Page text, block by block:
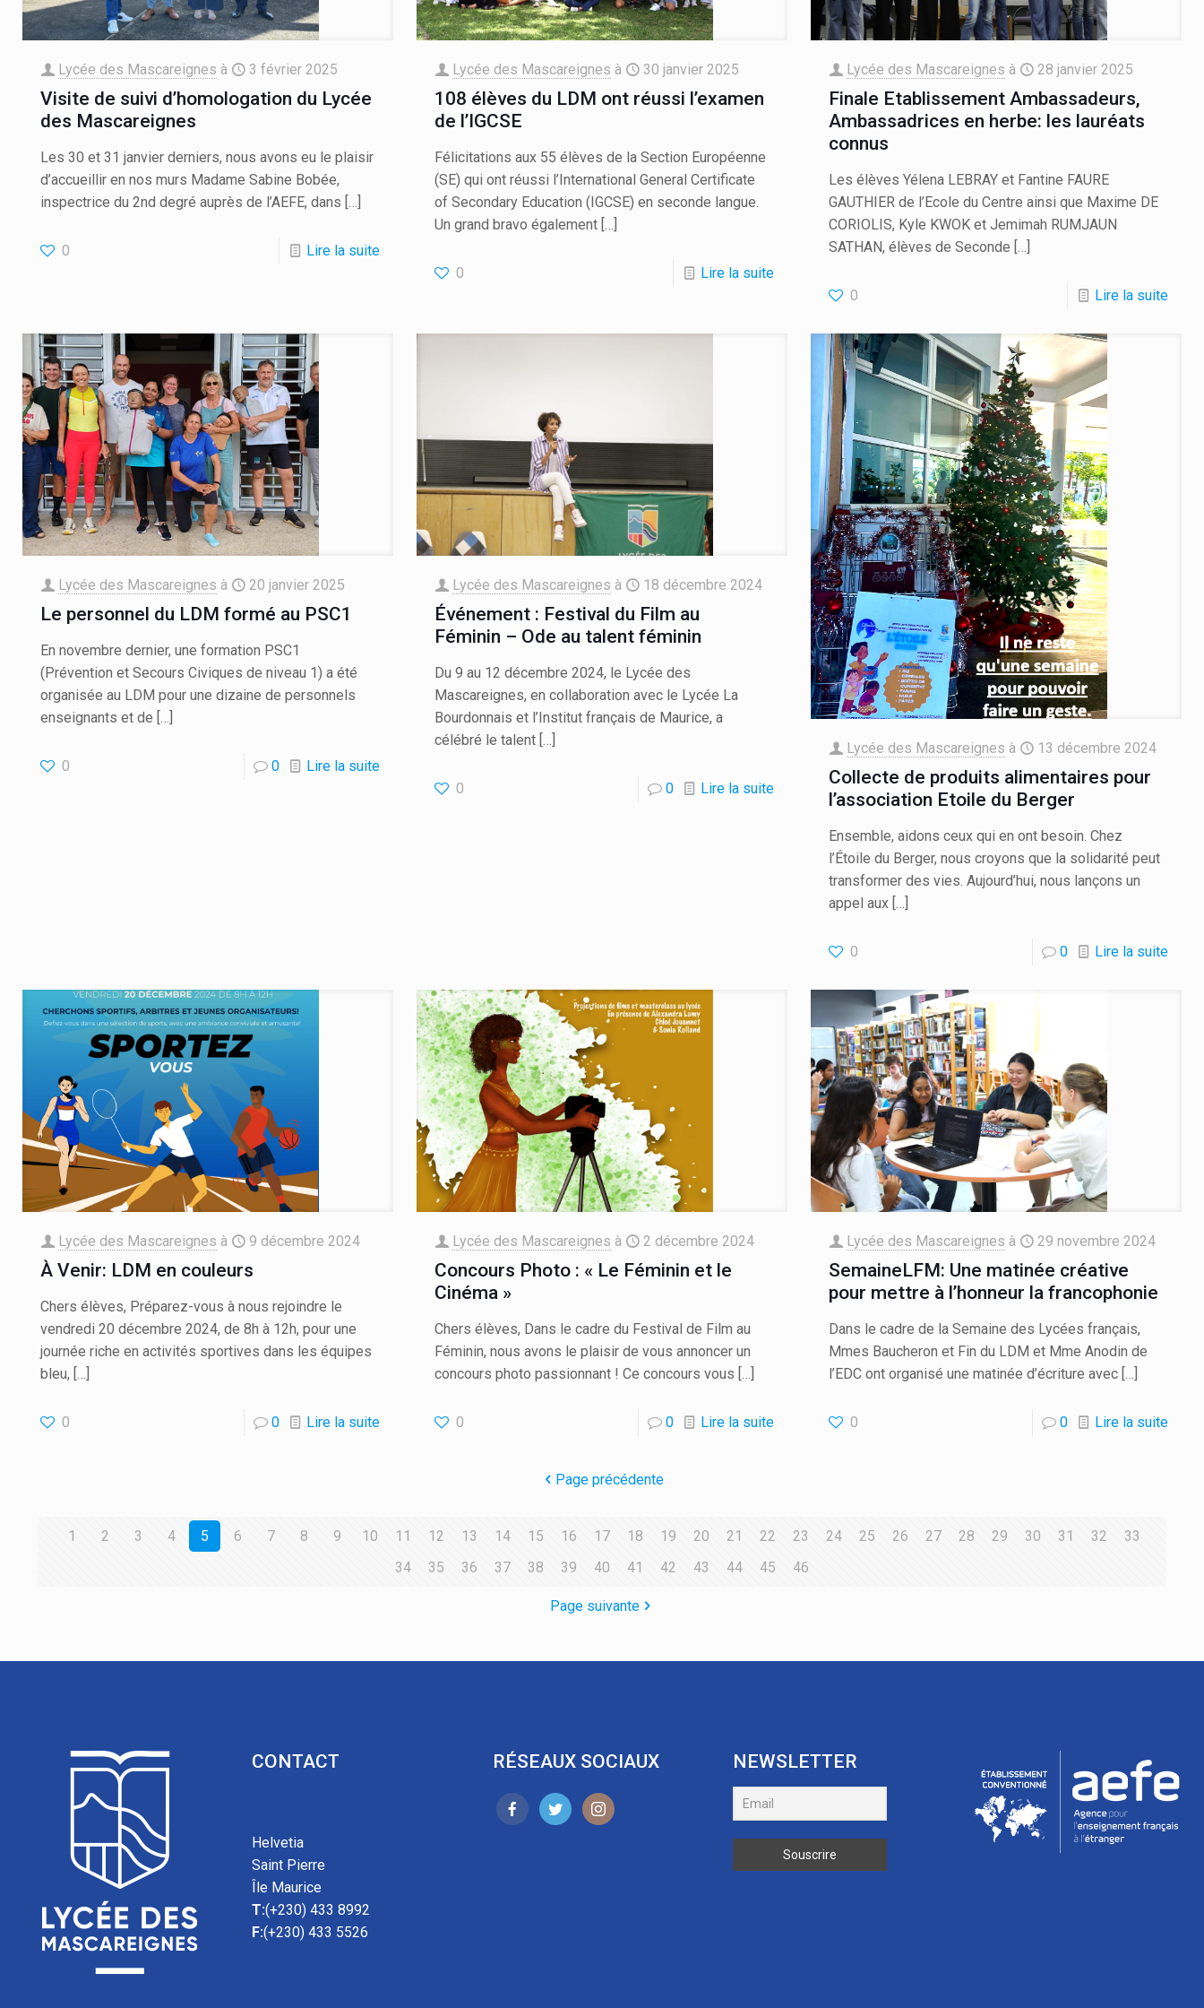
Lycée des Mascareignes à 3 février 2025
Visite de suivi d’homologation du Lycée
des Mascareignes
Les 30 et 31 janvier derniers, nous avons eu le plaisir
d’accueillir en nos murs Madame Sabine Bobée,
inspectrice du 2nd degré auprès de l’AEFE, dans […]
0 Lire la suite
Lycée des Mascareignes à 30 janvier 2025
108 élèves du LDM ont réussi l’examen
de l’IGCSE
Félicitations aux 55 élèves de la Section Européenne
(SE) qui ont réussi l’International General Certificate
of Secondary Education (IGCSE) en seconde langue.
Un grand bravo également […]
0 Lire la suite
Lycée des Mascareignes à 28 janvier 2025
Finale Etablissement Ambassadeurs,
Ambassadrices en herbe: les lauréats
connus
Les élèves Yélena LEBRAY et Fantine FAURE
GAUTHIER de l’Ecole du Centre ainsi que Maxime DE
CORIOLIS, Kyle KWOK et Jemimah RUMJAUN
SATHAN, élèves de Seconde […]
0 Lire la suite
Lycée des Mascareignes à 20 janvier 2025
Le personnel du LDM formé au PSC1
En novembre dernier, une formation PSC1
(Prévention et Secours Civiques de niveau 1) a été
organisée au LDM pour une dizaine de personnels
enseignants et de […]
0 0 Lire la suite
Lycée des Mascareignes à 18 décembre 2024
Événement : Festival du Film au
Féminin – Ode au talent féminin
Du 9 au 12 décembre 2024, le Lycée des
Mascareignes, en collaboration avec le Lycée La
Bourdonnais et l’Institut français de Maurice, a
célébré le talent […]
0 0 Lire la suite
Lycée des Mascareignes à 13 décembre 2024
Collecte de produits alimentaires pour
l’association Etoile du Berger
Ensemble, aidons ceux qui en ont besoin. Chez
l’Étoile du Berger, nous croyons que la solidarité peut
transformer des vies. Aujourd’hui, nous lançons un
appel aux […]
0 0 Lire la suite
Lycée des Mascareignes à 9 décembre 2024
À Venir: LDM en couleurs
Chers élèves, Préparez-vous à nous rejoindre le
vendredi 20 décembre 2024, de 8h à 12h, pour une
journée riche en activités sportives dans les équipes
bleu, […]
0 0 Lire la suite
Lycée des Mascareignes à 2 décembre 2024
Concours Photo : « Le Féminin et le
Cinéma »
Chers élèves, Dans le cadre du Festival de Film au
Féminin, nous avons le plaisir de vous annoncer un
concours photo passionnant ! Ce concours vous […]
0 0 Lire la suite
Lycée des Mascareignes à 29 novembre 2024
SemaineLFM: Une matinée créative
pour mettre à l’honneur la francophonie
Dans le cadre de la Semaine des Lycées français,
Mmes Baucheron et Fin du LDM et Mme Anodin de
l’EDC ont organisé une matinée d’écriture avec […]
0 0 Lire la suite
Page précédente
1 2 3 4 5 6 7 8 9 10 11 12 13 14 15 16 17 18 19 20 21 22 23 24 25 26 27 28 29 30 31 32
33
34
35 36 37 38 39 40 41 42 43 44 45 46
Page suivante
CONTACT
Helvetia
Saint Pierre
Île Maurice
T:(+230) 433 8992
F:(+230) 433 5526
RÉSEAUX SOCIAUX NEWSLETTER